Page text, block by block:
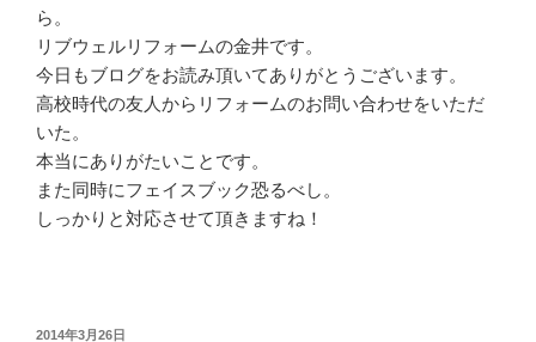
ら。
リブウェルリフォームの金井です。
今日もブログをお読み頂いてありがとうございます。
高校時代の友人からリフォームのお問い合わせをいただ
いた。
本当にありがたいことです。
また同時にフェイスブック恐るべし。
しっかりと対応させて頂きますね！
投
2014年3月26日